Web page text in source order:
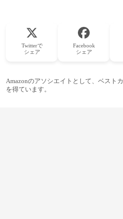
Twitterで
シェア
Facebook
シェア
Amazonのアソシエイトとして、ベスト
を得ています。